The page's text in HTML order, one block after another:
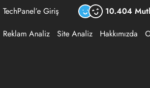
TechPanel’e Giriş 10.404
Reklam Analiz Site Analiz Hakkımızda